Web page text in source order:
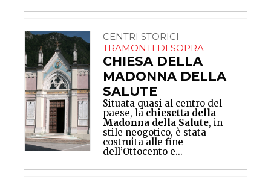
CENTRI STORICI
TRAMONTI DI SOPRA
CHIESA DELLA
MADONNA DELLA
SALUTE
Situata quasi al centro del
paese, la chiesetta della
Madonna della Salute, in
stile neogotico, è stata
costruita alle fine
dell’Ottocento e...